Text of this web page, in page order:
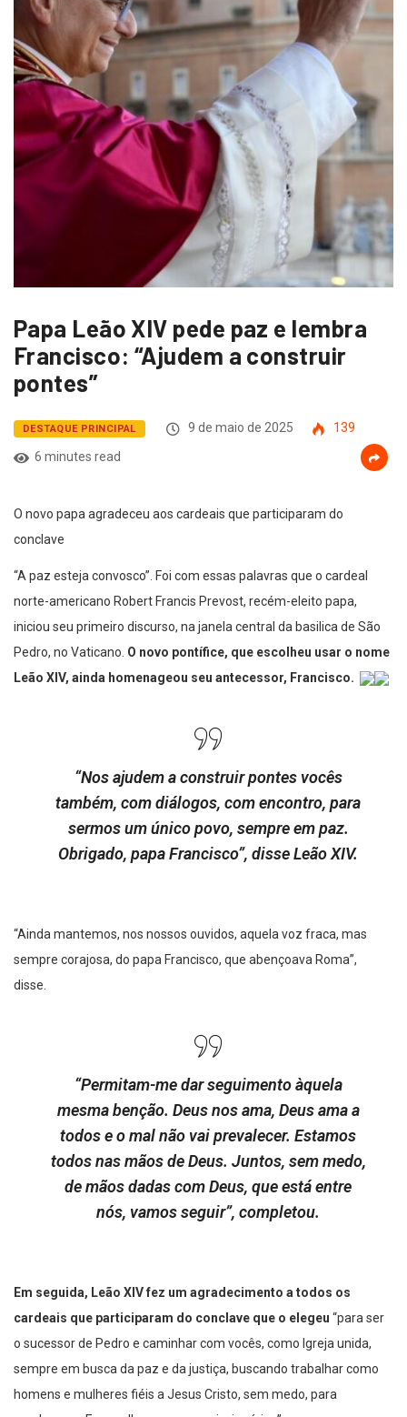
Papa Leão XIV pede paz e lembra
Francisco: “Ajudem a construir
pontes”
DESTAQUE PRINCIPAL 9 de maio de 2025
139
6 minutes read
O novo papa agradeceu aos cardeais que participaram do
conclave
“A paz esteja convosco”. Foi com essas palavras que o cardeal
norte-americano Robert Francis Prevost, recém-eleito papa,
iniciou seu primeiro discurso, na janela central da basilica de São
Pedro, no Vaticano. O novo pontífice, que escolheu usar o nome
Leão XIV, ainda homenageou seu antecessor, Francisco.
“Nos ajudem a construir pontes vocês
também, com diálogos, com encontro, para
sermos um único povo, sempre em paz.
Obrigado, papa Francisco”, disse Leão XIV.
“Ainda mantemos, nos nossos ouvidos, aquela voz fraca, mas
sempre corajosa, do papa Francisco, que abençoava Roma”,
disse.
“Permitam-me dar seguimento àquela
mesma benção. Deus nos ama, Deus ama a
todos e o mal não vai prevalecer. Estamos
todos nas mãos de Deus. Juntos, sem medo,
de mãos dadas com Deus, que está entre
nós, vamos seguir”, completou.
Em seguida, Leão XIV fez um agradecimento a todos os
cardeais que participaram do conclave que o elegeu “para ser
o sucessor de Pedro e caminhar com vocês, como Igreja unida,
sempre em busca da paz e da justiça, buscando trabalhar como
homens e mulheres fiéis a Jesus Cristo, sem medo, para